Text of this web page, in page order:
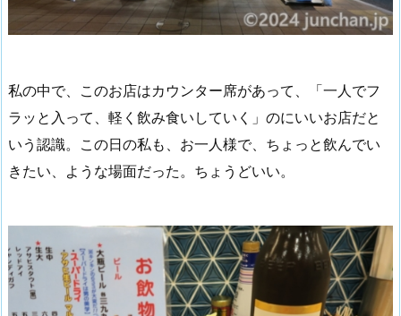
私の中で、このお店はカウンター席があって、「一人でフ
ラッと入って、軽く飲み食いしていく」のにいいお店だと
いう認識。この日の私も、お一人様で、ちょっと飲んでい
きたい、ような場面だった。ちょうどいい。